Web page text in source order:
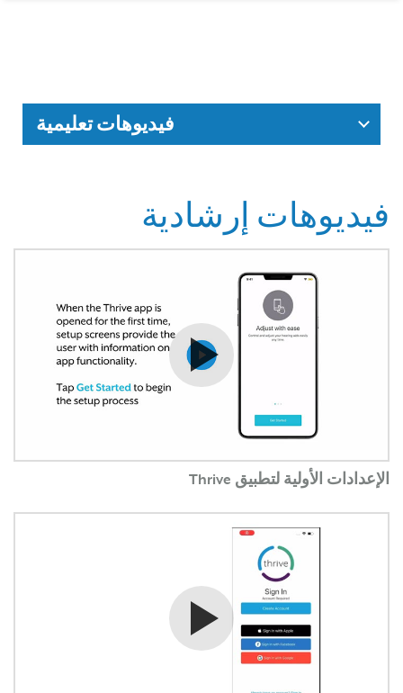
فيديوهات تعليمية
فيديوهات إرشادية
شاهد الفيديو
الإعدادات الأولية لتطبيق Thrive
شاهد الفيديو